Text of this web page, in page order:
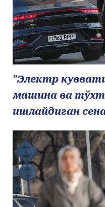
"Электр
машина ва
ишлайдиган